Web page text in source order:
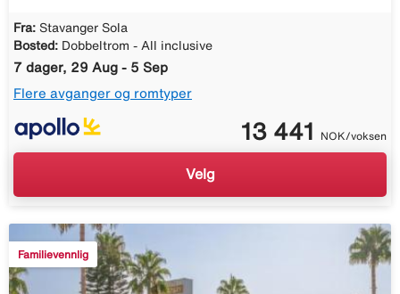
Fra: Stavanger Sola
Bosted: Dobbeltrom - All inclusive
7 dager, 29 Aug - 5 Sep
Flere avganger og romtyper
13 441 NOK/voksen
Velg
Familievennlig